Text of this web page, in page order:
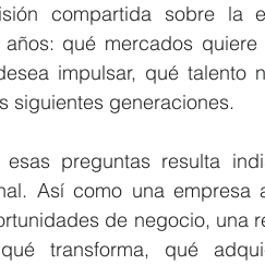
compartida sobre la
años: qué mercados
impulsar, qué talento
siguientes generaciones.
esas preguntas resulta
Así como una empresa
de negocio, una
transforma, qué